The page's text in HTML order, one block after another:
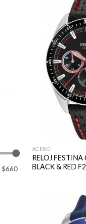
$660
ACERO
RELOJ
BLACK & RED